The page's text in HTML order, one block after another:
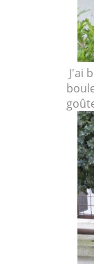
J'ai